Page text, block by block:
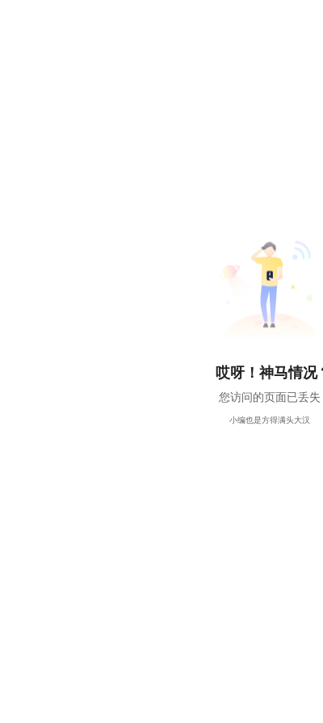
哎呀！神马情况
您访问的页面已丢失
小编也是方得满头大汉